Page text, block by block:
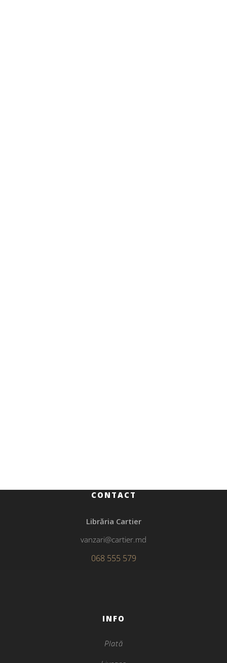
CONTACT
Librăria Cartier
vanzari@cartier.md
068 555 579
INFO
Plată